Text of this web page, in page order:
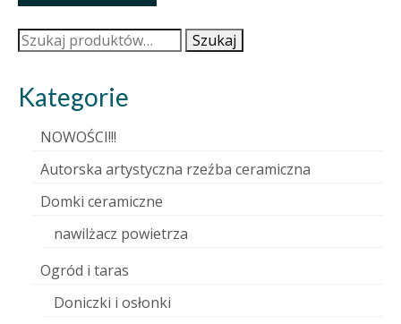
Szukaj: Szukaj
Kategorie
NOWOŚCI!!!
Autorska artystyczna rzeźba ceramiczna
Domki ceramiczne
nawilżacz powietrza
Ogród i taras
Doniczki i osłonki